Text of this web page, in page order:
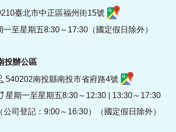
臺北市中正區福州街15號
至星期五8:30～17:30（國定假日除外）
投辦公區
540202南投縣南投市省府路4號
星期一至星期五8:30～12:30 | 13:30～17:30
（公司登記：9:00～16:30）（國定假日除外）